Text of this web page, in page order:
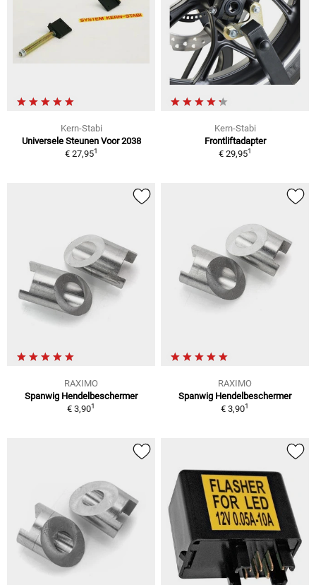
Kern-Stabi
Universele Steunen Voor 2038
€ 27,951
Kern-Stabi
Frontliftadapter
€ 29,951
RAXIMO
Spanwig Hendelbeschermer
€ 3,901
RAXIMO
Spanwig Hendelbeschermer
€ 3,901